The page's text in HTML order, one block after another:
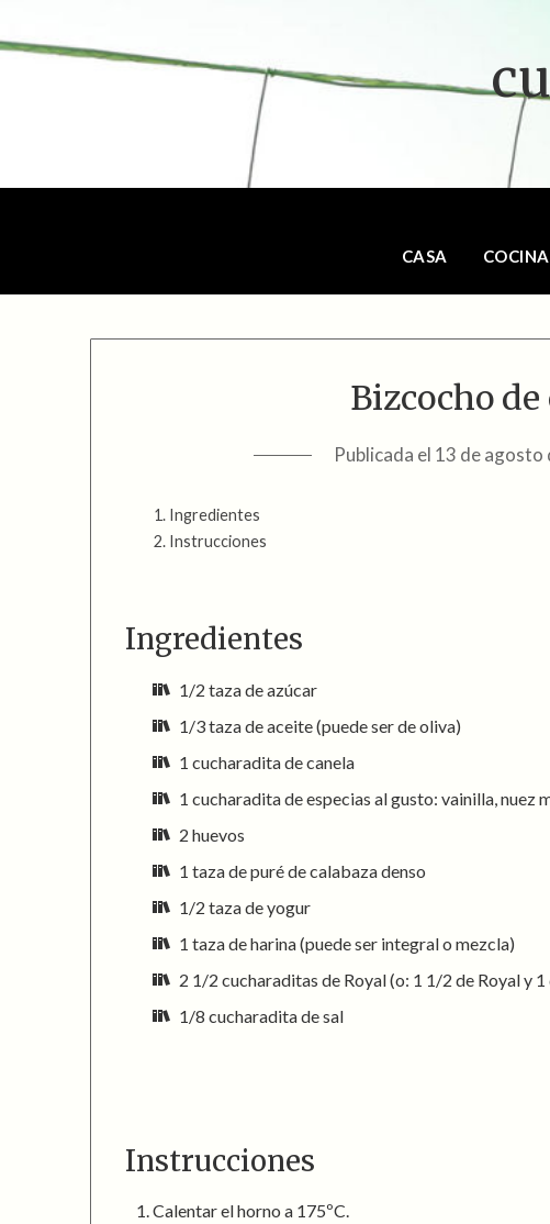
al
CASA COCINA
Bizcocho de
Publicada el 13 de agosto
Ingredientes
Instrucciones
Ingredientes
1/2 taza de azúcar
1/3 taza de aceite (puede ser de oliva)
1 cucharadita de canela
1 cucharadita de especias al gusto: vainilla, nuez
2 huevos
1 taza de puré de calabaza denso
1/2 taza de yogur
1 taza de harina (puede ser integral o mezcla)
2 1/2 cucharaditas de Royal (o: 1 1/2 de Royal y
1/8 cucharadita de sal
Instrucciones
Calentar el horno a 175ºC.